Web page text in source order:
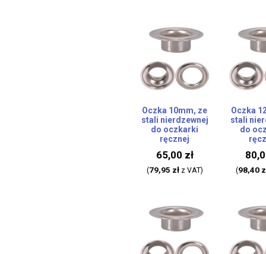
Oczka 10mm, ze
stali nierdzewnej
do oczkarki
ręcznej
65,00 zł
(79,95 złz VAT)
Oczka
stali
do
(98,40